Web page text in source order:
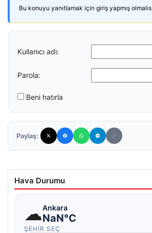
Bu konuyu yanıtlamak için giriş yapmış
Kullanıcı adı:
Parola:
Beni hatırla
Paylaş:
Hava Durumu
☁Ankara
NaN°C
ŞEHIR SEÇ